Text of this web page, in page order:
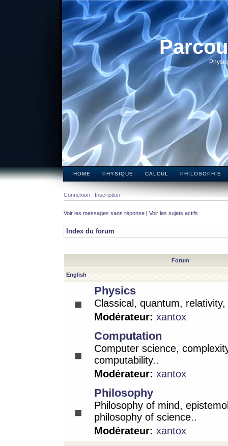
HOME PHYSIQUE CALCUL PHILOSOPHIE
Connexion Inscription
Voir les messages sans réponse | Voir les sujets actifs
Index du forum
Forum
English
Physics
Classical, quantum,
Modérateur: xantox
Computation
Computer science,
computability..
Modérateur: xantox
Philosophy
Philosophy of mind,
philosophy of science..
Modérateur: xantox